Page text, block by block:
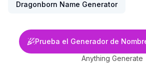
Dragonborn Name Generator
Prueba el Generador de
Anything Generate